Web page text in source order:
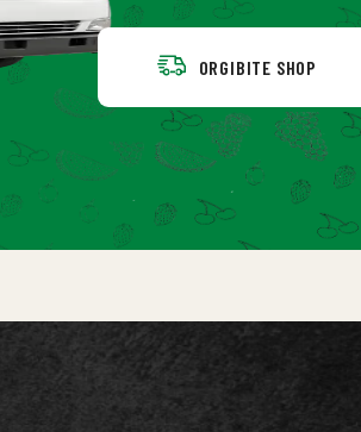
ORGIBITE SHOP